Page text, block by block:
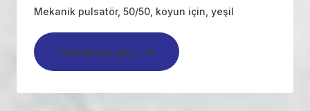
Mekanik pulsatör, 50/50, koyun için, yeşil
Devamını oku